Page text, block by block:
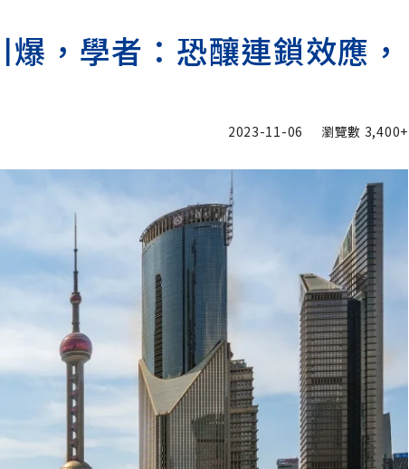
，學者：恐釀連鎖效應，
2023-11-06 瀏覽數 3,400+